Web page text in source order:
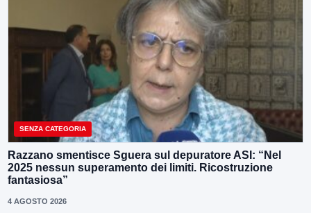
SENZA CATEGORIA
Razzano smentisce Sguera sul depuratore ASI: “Nel
2025 nessun superamento dei limiti. Ricostruzione
fantasiosa”
4 AGOSTO 2026